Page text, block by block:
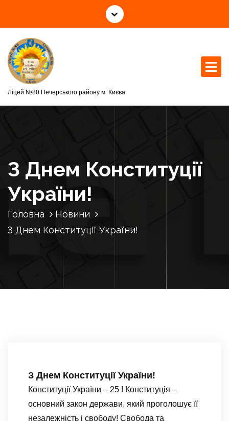
р
о
Ліцей №80 Печерського району м. Києва
З Днем Конституції
України!
Головна
Новини
З Днем Конституції України!
З Днем Конституції України!
Конституції України – 25 ! Конституція –
основний закон держави, який проголошує її
незалежність і свободу! Свобода та